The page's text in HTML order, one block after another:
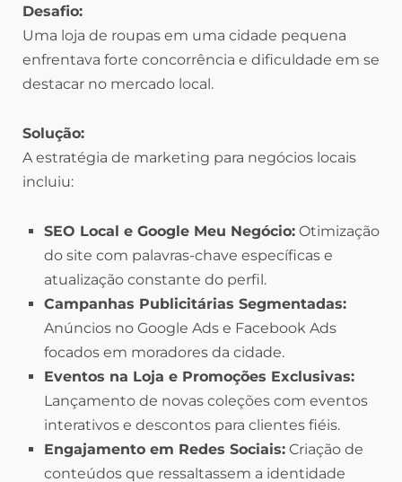
Desafio:
Uma loja de roupas em uma cidade pequena
enfrentava forte concorrência e dificuldade em se
destacar no mercado local.
Solução:
A estratégia de marketing para negócios locais
incluiu:
SEO Local e Google Meu Negócio: Otimização
do site com palavras-chave específicas e
atualização constante do perfil.
Campanhas Publicitárias Segmentadas:
Anúncios no Google Ads e Facebook Ads
focados em moradores da cidade.
Eventos na Loja e Promoções Exclusivas:
Lançamento de novas coleções com eventos
interativos e descontos para clientes fiéis.
Engajamento em Redes Sociais: Criação de
conteúdos que ressaltassem a identidade